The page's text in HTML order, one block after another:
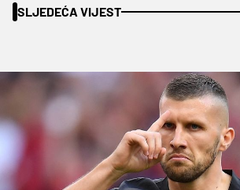
SLJEDEĆA VIJEST